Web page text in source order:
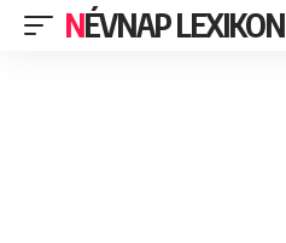
NÉVNAP LEXIKON